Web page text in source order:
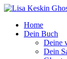
Home
Dein Buch
Deine
Dein